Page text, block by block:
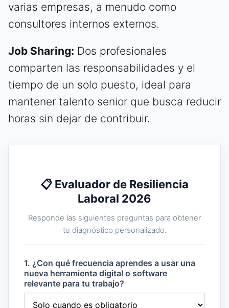
varias empresas, a menudo como
consultores internos externos.
Job Sharing: Dos profesionales
comparten las responsabilidades y el
tiempo de un solo puesto, ideal para
mantener talento senior que busca reducir
horas sin dejar de contribuir.
📋 Evaluador de Resiliencia
Laboral 2026
Responde las siguientes preguntas para obtener
tu diagnóstico personalizado.
1. ¿Con qué frecuencia aprendes a usar una
nueva herramienta digital o software
relevante para tu trabajo?